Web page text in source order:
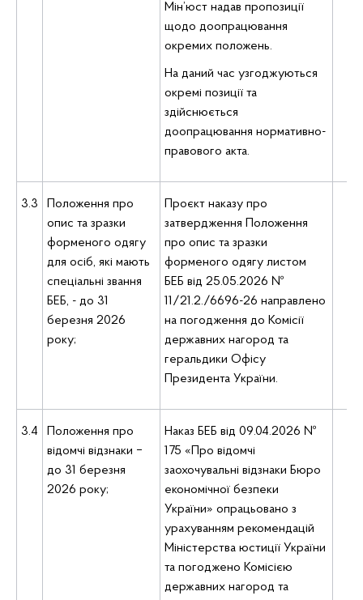
Мін’юст надав пропозиції
щодо доопрацювання
окремих положень.
На даний час узгоджуються
окремі позиції та
здійснюється
доопрацювання нормативно-
правового акта.
3.3
Положення про
опис та зразки
форменого одягу
для осіб, які мають
спеціальні звання
БЕБ, - до 31
березня 2026
року;
Проєкт наказу про
затвердження Положення
про опис та зразки
форменого одягу листом
БЕБ від 25.05.2026 №
11/21.2./6696-26 направлено
на погодження до Комісії
державних нагород та
геральдики Офісу
Президента України.
3.4
Положення про
відомчі відзнаки ‒
до 31 березня
2026 року;
Наказ БЕБ від 09.04.2026 №
175 «Про відомчі
заохочувальні відзнаки Бюро
економічної безпеки
України» опрацьовано з
урахуванням рекомендацій
Міністерства юстиції України
та погоджено Комісією
державних нагород та